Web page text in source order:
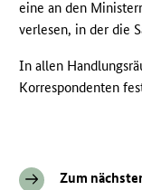
eine an den
verlesen, in der die
In allen
Korrespondenten
Zum